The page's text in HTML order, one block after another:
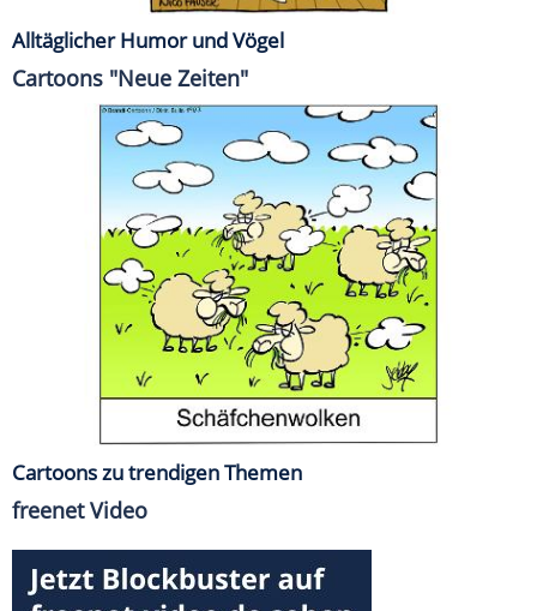
Alltäglicher Humor und Vögel
Cartoons "Neue Zeiten"
Cartoons zu trendigen Themen
freenet Video